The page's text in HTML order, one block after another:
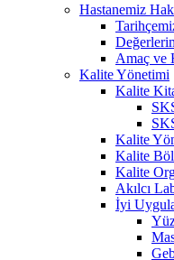
Hastanemiz
Amaç ve
Kalite Yönetimi
Kalite
Kalite
Kalite
Kalite
Akılcı
İyi